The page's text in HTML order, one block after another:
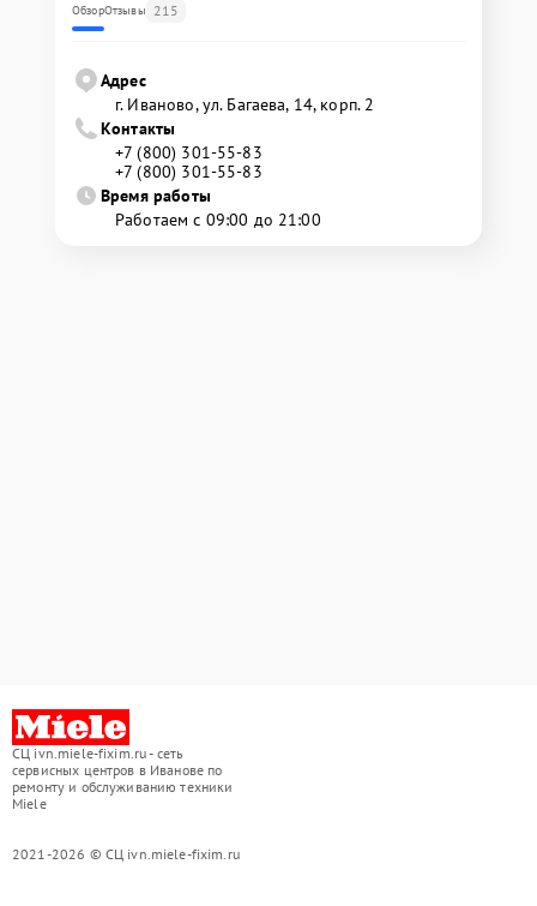
ОбзорОтзывы 215
Адрес
г. Иваново, ул. Багаева, 14, корп. 2
Контакты
+7 (800) 301-55-83
+7 (800) 301-55-83
Время работы
Работаем с 09:00 до 21:00
СЦ ivn.miele-fixim.ru - сеть
сервисных центров в Иванове по
ремонту и обслуживанию техники
Miele
2021-2026 © СЦ ivn.miele-fixim.ru